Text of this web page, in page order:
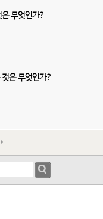
무엇인가?
은 무엇인가?